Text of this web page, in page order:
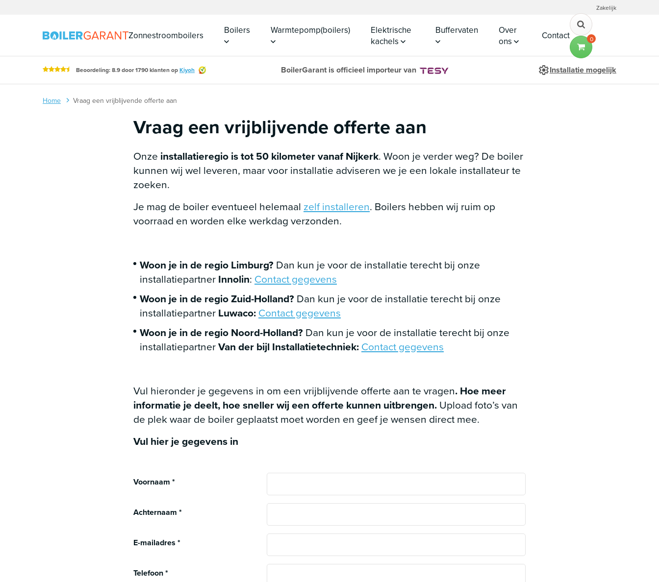
Zakelijk
Zonnestroomboilers Boilers Warmtepomp(boilers)
Elektrische
kachels
Buffervaten
Over
ons
Contact 0
Beoordeling: 8.9 door 1790 klanten opKiyoh BoilerGarant is officieel importeur van Installatie mogelijk
Home Vraag een vrijblijvende offerte aan
Vraag een vrijblijvende offerte aan
Onze installatieregio is tot 50 kilometer vanaf Nijkerk. Woon je verder weg? De boiler
kunnen wij wel leveren, maar voor installatie adviseren we je een lokale installateur te
zoeken.
Je mag de boiler eventueel helemaal zelf installeren. Boilers hebben wij ruim op
voorraad en worden elke werkdag verzonden.
Woon je in de regio Limburg? Dan kun je voor de installatie terecht bij onze
installatiepartnerInnolin: Contact gegevens
Woon je in de regio Zuid-Holland? Dan kun je voor de installatie terecht bij onze
installatiepartnerLuwaco:Contact gegevens
Woon je in de regio Noord-Holland? Dan kun je voor de installatie terecht bij onze
installatiepartnerVan der bijl Installatietechniek:Contact gegevens
Vul hieronder je gegevens in om een vrijblijvende offerte aan te vragen. Hoe meer
informatie je deelt, hoe sneller wij een offerte kunnen uitbrengen.Upload foto’s van
de plek waar de boiler geplaatst moet worden en geef je wensen direct mee.
Vul hier je gegevens in
Voornaam *
Achternaam *
E-mailadres *
Telefoon*